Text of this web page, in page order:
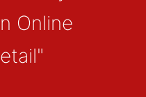
Online